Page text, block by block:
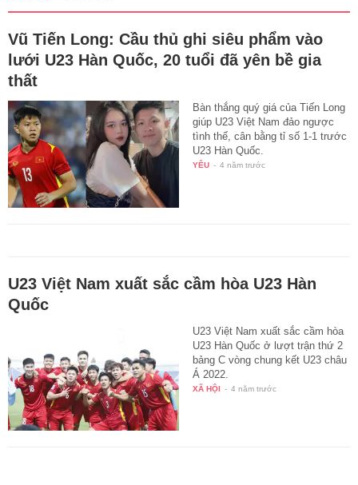
Vũ Tiến Long: Cầu thủ ghi siêu phẩm vào
lưới U23 Hàn Quốc, 20 tuổi đã yên bề gia
thất
Bàn thắng quý giá của Tiến Long
giúp U23 Việt Nam đảo ngược
tình thế, cân bằng tỉ số 1-1 trước
U23 Hàn Quốc.
YÊU - 4 năm trước
U23 Việt Nam xuất sắc cầm hòa U23 Hàn
Quốc
U23 Việt Nam xuất sắc cầm hòa
U23 Hàn Quốc ở lượt trận thứ 2
bảng C vòng chung kết U23 châu
Á 2022.
XÃ HỘI - 4 năm trước